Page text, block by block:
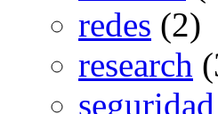
redes (2)
research
seguridad